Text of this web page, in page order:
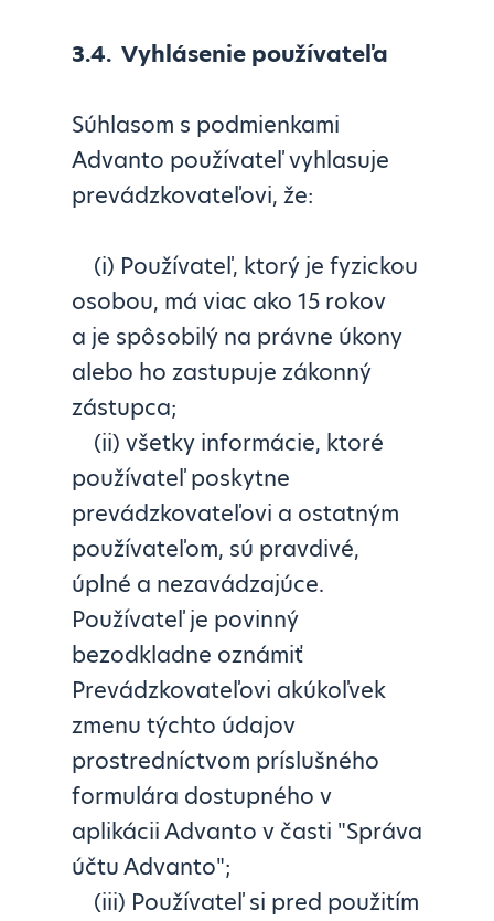
3.4. Vyhlásenie používateľa
Súhlasom s podmienkami
Advanto používateľ vyhlasuje
prevádzkovateľovi, že:
(i) Používateľ, ktorý je fyzickou
osobou, má viac ako 15 rokov
a je spôsobilý na právne úkony
alebo ho zastupuje zákonný
zástupca;
(ii) všetky informácie, ktoré
používateľ poskytne
prevádzkovateľovi a ostatným
používateľom, sú pravdivé,
úplné a nezavádzajúce.
Používateľ je povinný
bezodkladne oznámiť
Prevádzkovateľovi akúkoľvek
zmenu týchto údajov
prostredníctvom príslušného
formulára dostupného v
aplikácii Advanto v časti "Správa
účtu Advanto";
(iii) Používateľ si pred použitím